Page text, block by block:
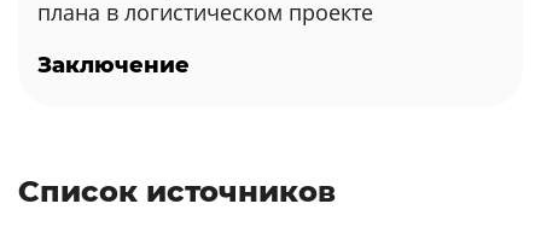
плана в логистическом проекте
Заключение
Список источников